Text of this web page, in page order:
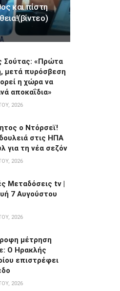
και πίστη
Σούτας: «Πρώτα
μετά πυρόσβεση
η χώρα να
αποκαΐδια»
2026
ο Ντόρσεϊ!
στις ΗΠΑ
για τη νέα σεζόν
2026
Μεταδόσεις tv |
7 Αυγούστου
2026
μέτρηση
Ο Ηρακλής
επιστρέφει
2026